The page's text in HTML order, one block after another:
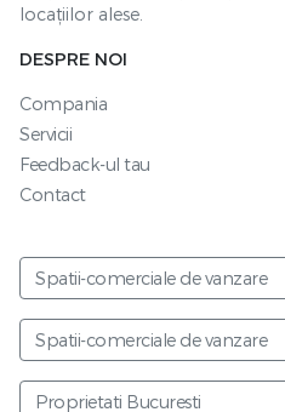
locațiilor alese.
DESPRE NOI
Compania
Servicii
Feedback-ul tau
Contact
Spatii-comerciale de vanzare
Spatii-comerciale de vanzare
Proprietati Bucuresti